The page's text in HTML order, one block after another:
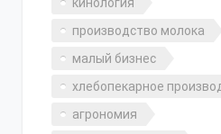
производство молока
малый бизнес
хлебопекарное
агрономия